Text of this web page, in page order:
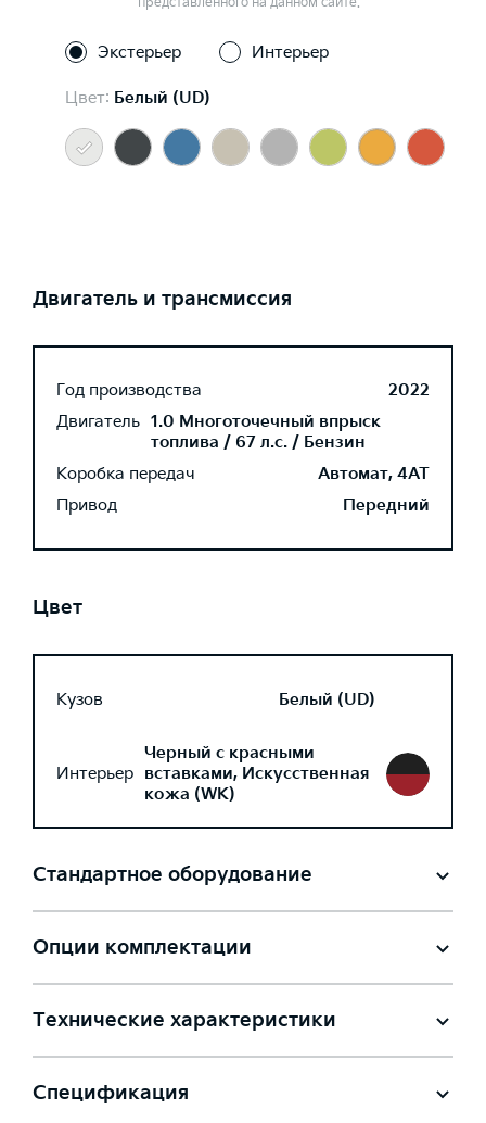
Экстерьер Интерьер
Цвет: Белый (UD)
Двигатель и трансмиссия
Год производства
2022
Двигатель 1.0 Многоточечный впрыск
топлива / 67 л.с. / Бензин
Коробка передач
Автомат, 4AT
Привод
Передний
Цвет
Кузов Белый (UD)
Интерьер
Черный с красными
вставками, Искусственная
кожа (WK)
Стандартное оборудование
Опции комплектации
Технические характеристики
Спецификация